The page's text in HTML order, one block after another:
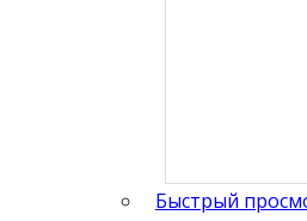
Быстрый